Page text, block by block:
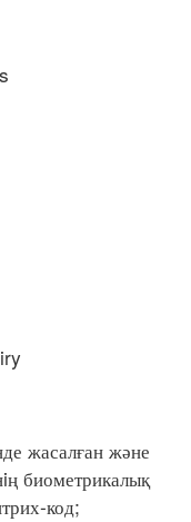
жасалған және
биометрикалық
код;